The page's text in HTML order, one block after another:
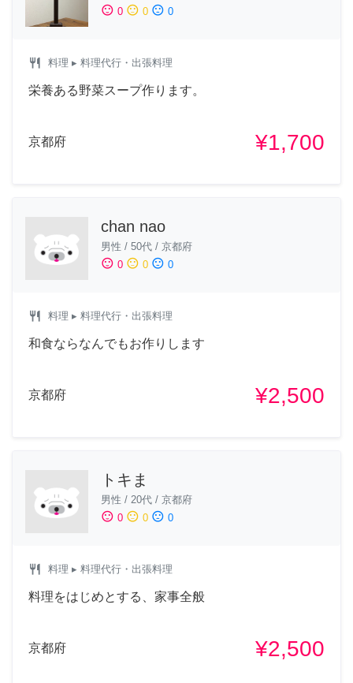
sentiment_satisfied 0 sentiment_neutral 0 sentiment_dissatisfied 0
restaurant 料理 ▸ 料理代行・出張料理
栄養ある野菜スープ作ります。
京都府 ¥1,700
chan nao
男性 / 50代 / 京都府
sentiment_satisfied 0 sentiment_neutral 0 sentiment_dissatisfied 0
restaurant 料理 ▸ 料理代行・出張料理
和食ならなんでもお作りします
京都府 ¥2,500
トキま
男性 / 20代 / 京都府
sentiment_satisfied 0 sentiment_neutral 0 sentiment_dissatisfied 0
restaurant 料理 ▸ 料理代行・出張料理
料理をはじめとする、家事全般
京都府 ¥2,500